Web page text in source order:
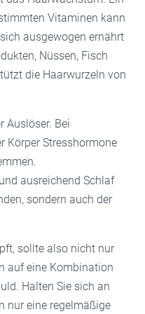
Vitaminen kann
ausgewogen ernährt
Nüssen, Fisch
die Haarwurzeln von
Auslöser. Bei
Körper Stresshormone
ausreichend Schlaf
sondern auch der
sollte also nicht nur
auf eine Kombination
Halten Sie sich an
nur eine regelmäßige